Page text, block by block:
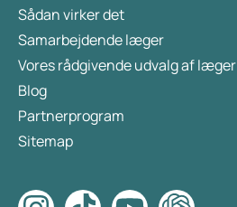
Sådan virker det
Samarbejdende læger
Vores rådgivende udvalg af læger
Blog
Partnerprogram
Sitemap